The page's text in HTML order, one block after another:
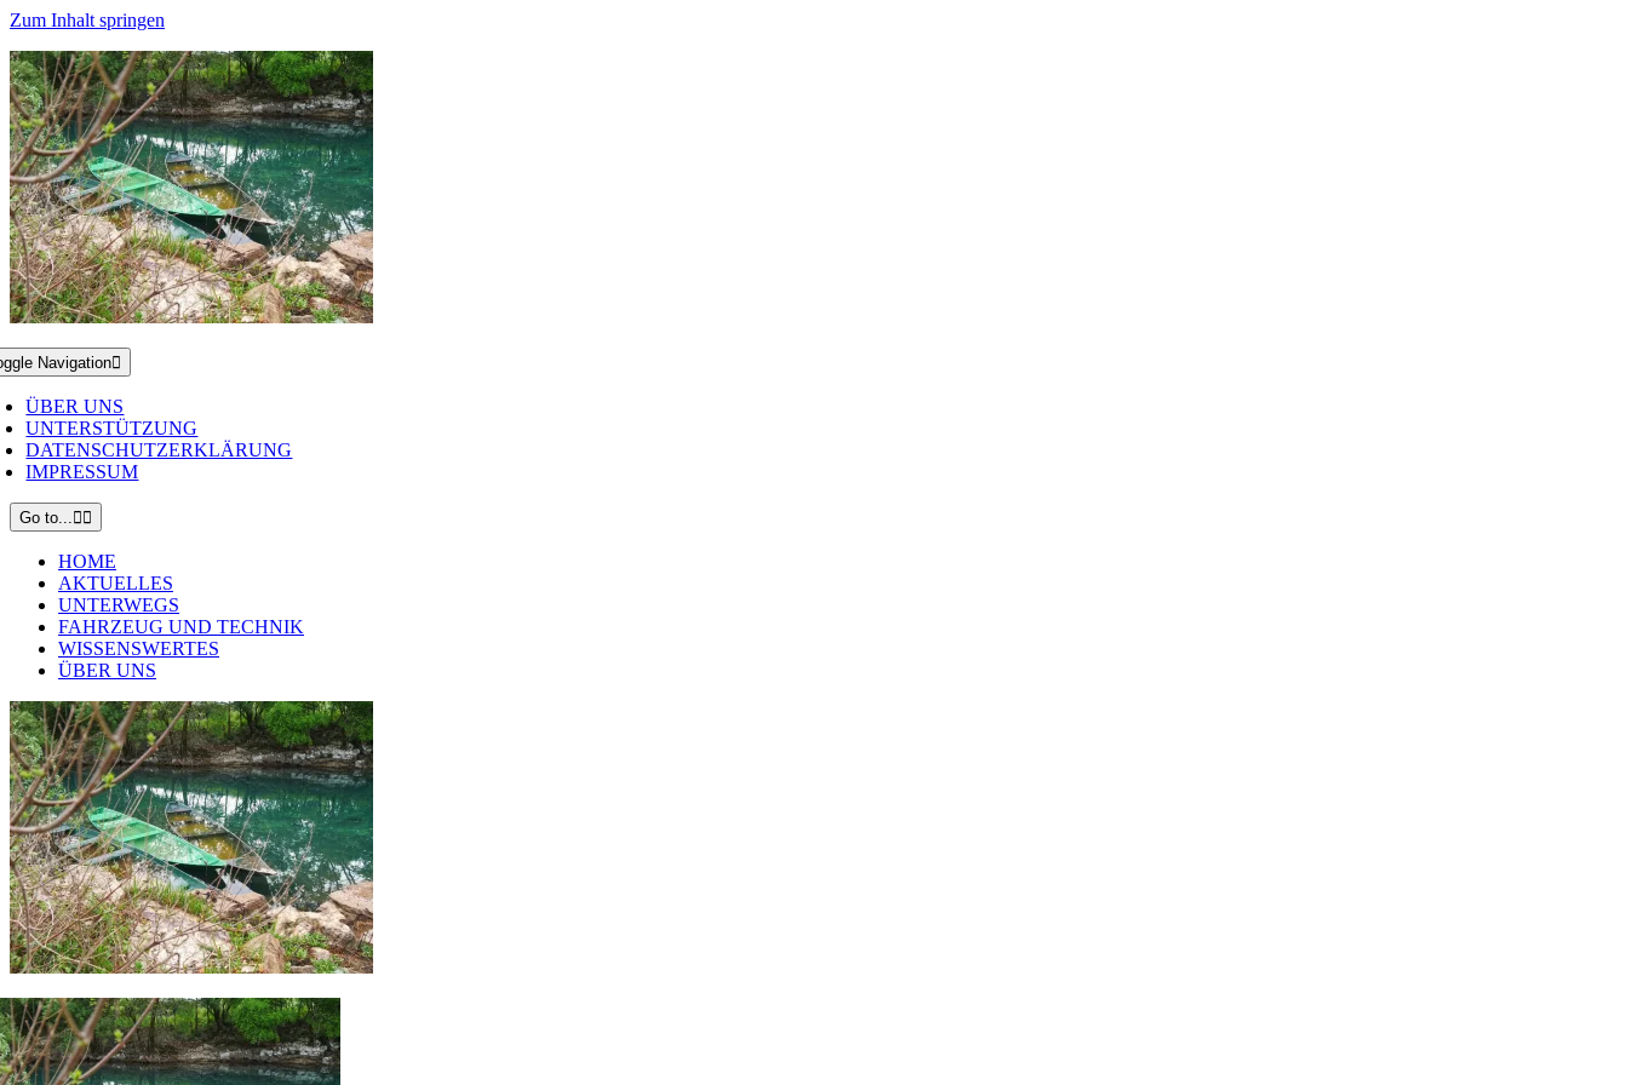
Zum Inhalt springen
Navigation
ÜBER UNS
UNTERSTÜTZUNG
DATENSCHUTZERKLÄRUNG
IMPRESSUM
Go to...
HOME
AKTUELLES
UNTERWEGS
FAHRZEUG UND TECHNIK
WISSENSWERTES
ÜBER UNS